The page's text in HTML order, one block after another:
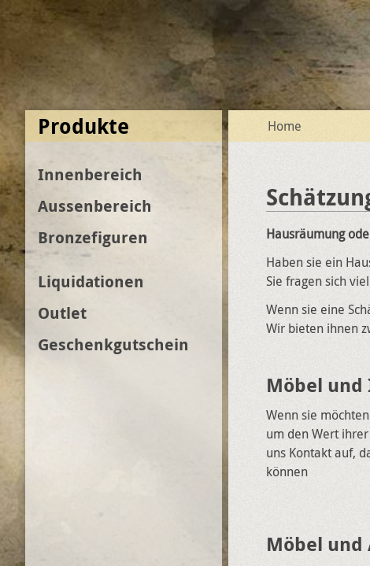
Home
Hausräumung
Haben sie ein
Sie fragen sich
Wenn sie eine
Wir bieten ihnen
Möbel
Wenn sie
um den Wert
uns Kontakt auf,
können
Möbel
Produkte
Aussenbereich
Bronzefiguren
Innenbereich
Liquidationen
Outlet
Geschenkgutschein